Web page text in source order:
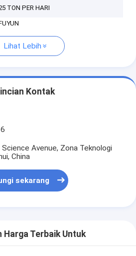
TON PER HARI
Lihat Lebih
Kontak
Avenue, Zona Teknologi
China
sekarang
Harga Terbaik Untuk